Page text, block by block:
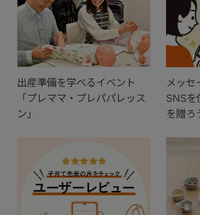
出産準備を学べるイベント
「プレママ・プレパパレッス
ン」
メッセ
SNSを
を贈ろ